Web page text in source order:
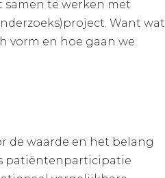
te werken met
Want wat
vorm en hoe gaan we
de waarde en het belang
patiëntenparticipatie